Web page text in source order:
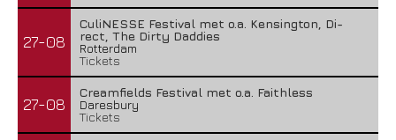
27-08
CuliNESSE Festival met o.a. Kensington, Di-
rect, The Dirty Daddies
Rotterdam
Tickets
27-08
Creamfields Festival met o.a. Faithless
Daresbury
Tickets